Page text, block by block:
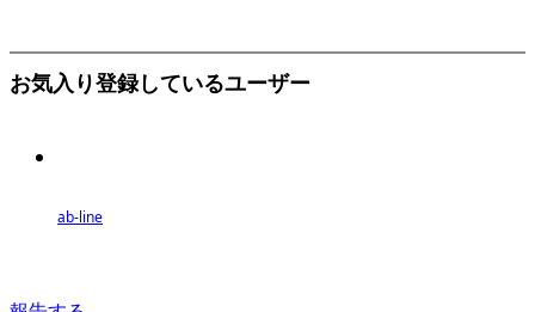
お気入り登録しているユーザー
ab-line